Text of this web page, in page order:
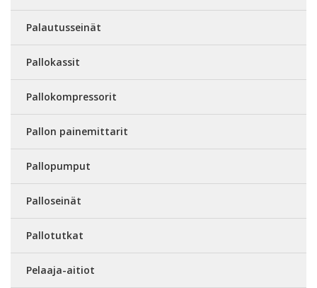
Palautusseinät
Pallokassit
Pallokompressorit
Pallon painemittarit
Pallopumput
Palloseinät
Pallotutkat
Pelaaja-aitiot